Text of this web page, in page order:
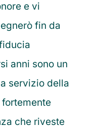
e vi
fin da
anni sono un
servizio della
che riveste